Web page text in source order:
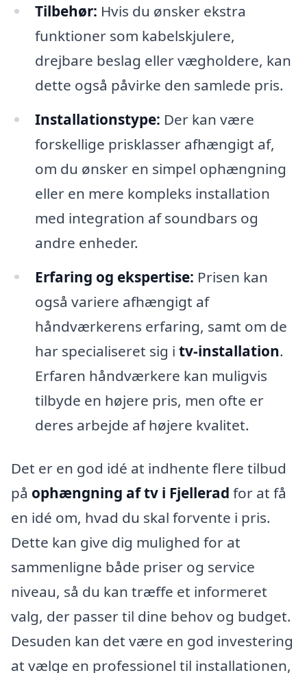
Tilbehør: Hvis du ønsker ekstra
funktioner som kabelskjulere,
drejbare beslag eller vægholdere, kan
dette også påvirke den samlede pris.
Installationstype: Der kan være
forskellige prisklasser afhængigt af,
om du ønsker en simpel ophængning
eller en mere kompleks installation
med integration af soundbars og
andre enheder.
Erfaring og ekspertise: Prisen kan
også variere afhængigt af
håndværkerens erfaring, samt om de
har specialiseret sig i tv-installation.
Erfaren håndværkere kan muligvis
tilbyde en højere pris, men ofte er
deres arbejde af højere kvalitet.
Det er en god idé at indhente flere tilbud
på ophængning af tv i Fjellerad for at få
en idé om, hvad du skal forvente i pris.
Dette kan give dig mulighed for at
sammenligne både priser og service
niveau, så du kan træffe et informeret
valg, der passer til dine behov og budget.
Desuden kan det være en god investering
at vælge en professionel til installationen,